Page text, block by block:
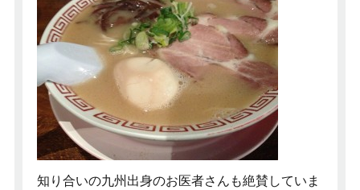
知り合いの九州出身のお医者さんも絶賛していま